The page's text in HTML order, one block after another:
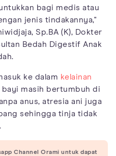
bagi medis atau
jenis tindakannya,"
Sp.BA (K), Dokter
Bedah Digestif Anak
ke dalam kelainan
masih bertumbuh di
anus, atresia ani juga
sehingga tinja tidak
Channel Orami untuk dapat